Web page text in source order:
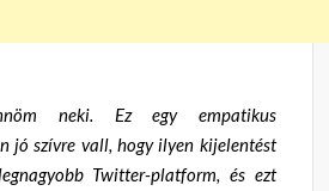
neki. Ez egy empatikus
jó szívre vall, hogy ilyen kijelentést
Twitter-platform, és ezt